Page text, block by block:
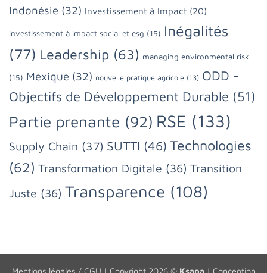
Indonésie (32) Investissement à Impact (20)
investissement à impact social et esg (15) Inégalités
(77) Leadership (63) managing environmental risk
(15) Mexique (32) nouvelle pratique agricole (13) ODD -
Objectifs de Développement Durable (51)
Partie prenante (92) RSE (133)
Supply Chain (37) SUTTI (46) Technologies
(62) Transformation Digitale (36) Transition
Juste (36) Transparence (108)